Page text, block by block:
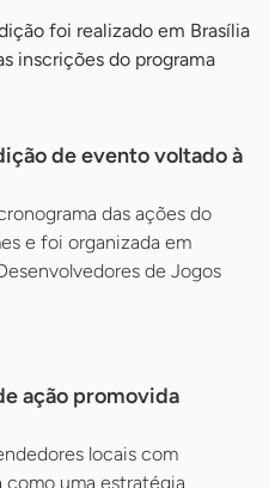
foi realizado em Brasília
inscrições do programa
de evento voltado à
das ações do
e foi organizada em
de Jogos
ação promovida
locais com
uma estratégia